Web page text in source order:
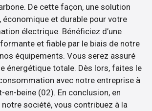
De cette façon, une solution
économique et durable pour votre
électrique. Bénéficiez d’une
et fiable par le biais de notre
équipements. Vous serez assuré
énergétique totale. Dès lors, faites le
avec notre entreprise à
en-beine (02). En conclusion, en
société, vous contribuez à la